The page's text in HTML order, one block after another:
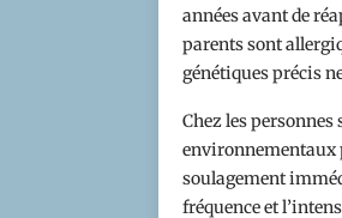
années avant de
parents sont
génétiques précis
Chez les
environnementaux
soulagement
fréquence et